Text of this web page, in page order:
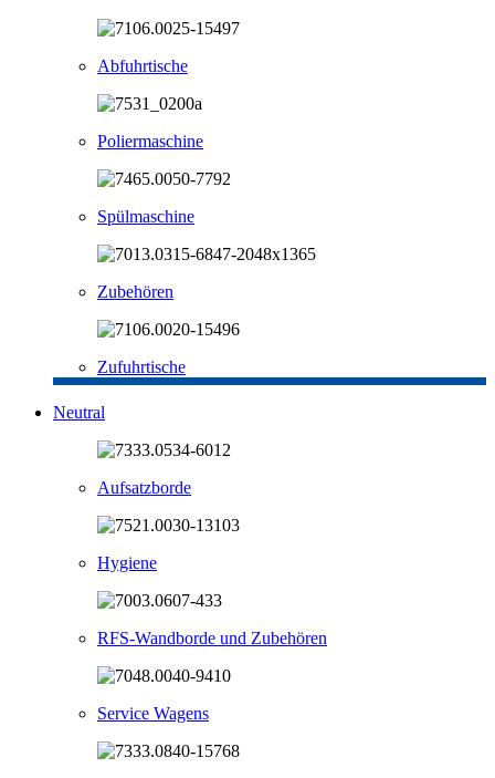
Abfuhrtische
Poliermaschine
Spülmaschine
Zubehören
Zufuhrtische
Neutral
Aufsatzborde
Hygiene
RFS-Wandborde und Zubehören
Service Wagens